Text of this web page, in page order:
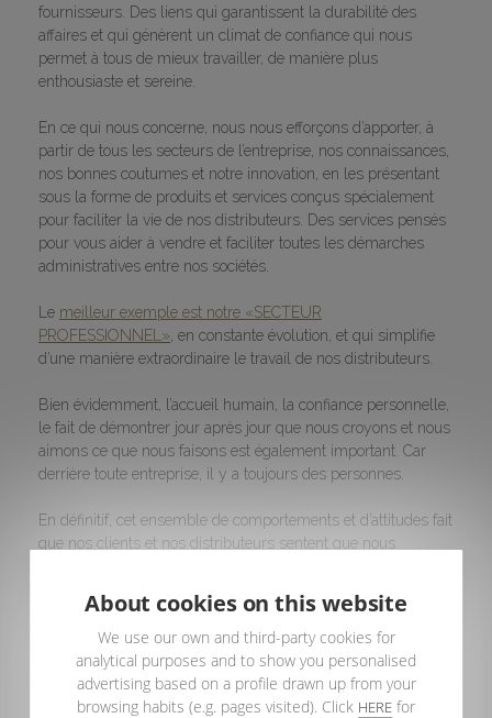
fournisseurs. Des liens qui garantissent la durabilité des
affaires et qui génèrent un climat de confiance qui nous
permet à tous de mieux travailler, de manière plus
enthousiaste et sereine.
En ce qui nous concerne, nous nous efforçons d’apporter, à
partir de tous les secteurs de l’entreprise, nos connaissances,
nos bonnes coutumes et notre innovation, en les présentant
sous la forme de produits et services conçus spécialement
pour faciliter la vie de nos distributeurs. Des services pensés
pour vous aider à vendre et faciliter toutes les démarches
administratives entre nos sociétés.
Le meilleur exemple est notre «SECTEUR
PROFESSIONNEL», en constante évolution, et qui simplifie
d’une manière extraordinaire le travail de nos distributeurs.
Bien évidemment, l’accueil humain, la confiance personnelle,
le fait de démontrer jour après jour que nous croyons et nous
aimons ce que nous faisons est également important. Car
derrière toute entreprise, il y a toujours des personnes.
En définitif, cet ensemble de comportements et d’attitudes fait
que nos clients et nos distributeurs sentent que nous
Peut-être est-ce excessif dire aujourd’hui une poignée de
mains suffit , mais nous estimons que l’esprit doit être de cet
ordre.
About cookies on this website
We use our own and third-party cookies for
analytical purposes and to show you personalised
advertising based on a profile drawn up from your
browsing habits (e.g. pages visited). Click HERE for